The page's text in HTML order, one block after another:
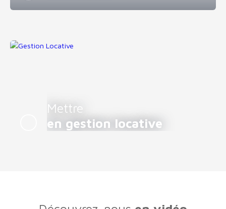
Mettre
en gestion locative